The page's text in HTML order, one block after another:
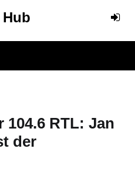
104.6 RTL: Jan
der